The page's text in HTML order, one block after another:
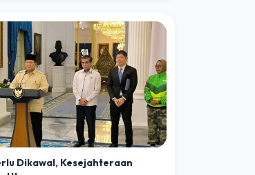
Dikawal, Kesejahteraan